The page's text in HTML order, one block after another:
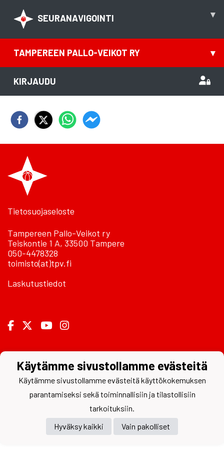
SEURANAVIGOINTI ▾
TAMPEREEN PALLO-VEIKOT RY ▾
KIRJAUDU
Tietosuojaseloste
Tampereen Pallo-Veikot ry
Teiskontie 1 A, 33500 Tampere
050-4478328
toimisto(at)tpv.fi
Laskutustiedot
Powered by
Käytämme sivustollamme evästeitä
Käytämme sivustollamme evästeitä käyttökokemuksen
parantamiseksi sekä toiminnallisiin ja tilastollisiin
tarkoituksiin.
Hyväksy kaikki
Vain pakolliset